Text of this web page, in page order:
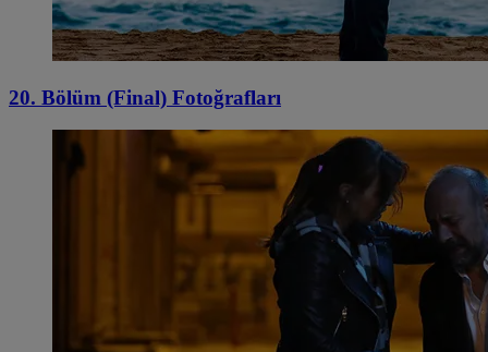
20. Bölüm (Final) Fotoğrafları